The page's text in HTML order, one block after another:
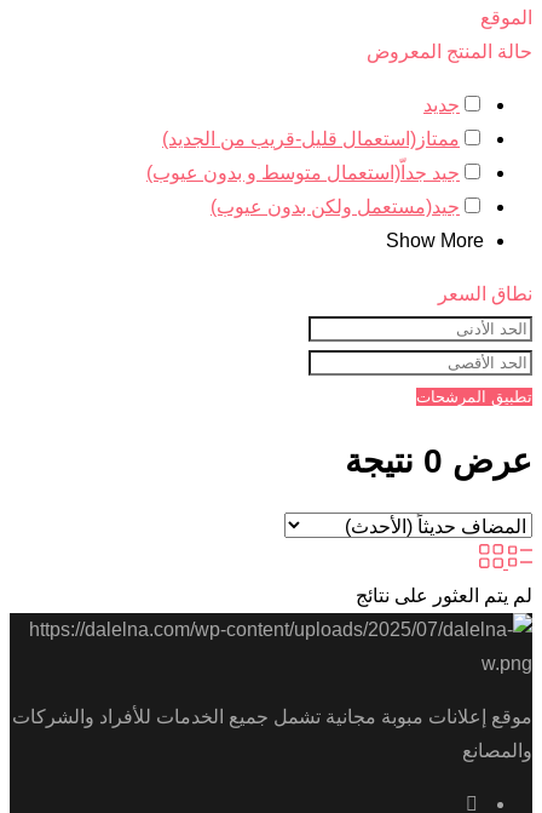
الموقع
حالة المنتج المعروض
جديد
ممتاز(استعمال قليل-قريب من الجديد)
جيد جداّ(استعمال متوسط و بدون عيوب)
جيد(مستعمل ولكن بدون عيوب)
Show More
نطاق السعر
تطبيق المرشحات
عرض 0 نتيجة
لم يتم العثور على نتائج
موقع إعلانات مبوبة مجانية تشمل جميع الخدمات للأفراد والشركات
والمصانع